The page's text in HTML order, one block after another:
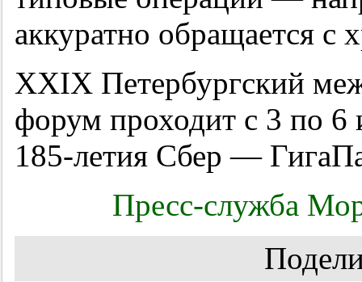
аккуратно обращается с
XXIX Петербургский
форум проходит с 3 по 6
185-летия Сбер —
Пресс-служба